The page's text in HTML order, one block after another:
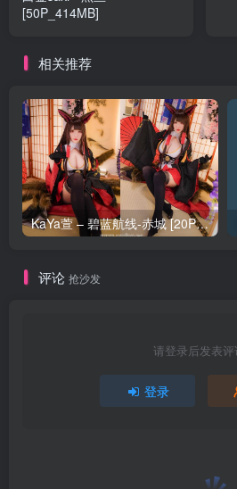
[50P_414MB]
相关推荐
KaYa萱 – 碧蓝航线-赤城 [20P_128MB]
评论 抢沙发
请登录后发表评
登录